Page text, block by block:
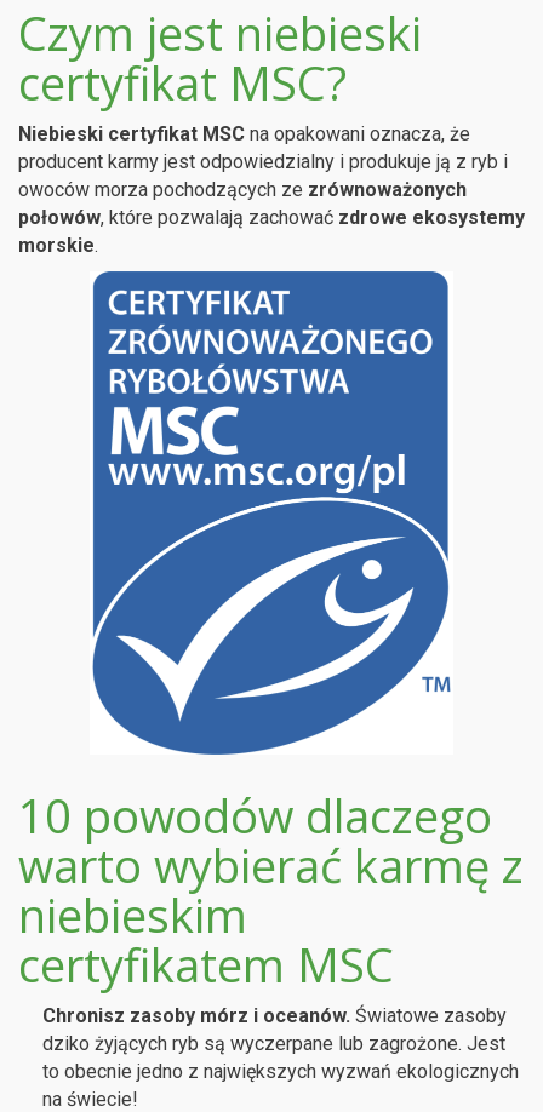
Czym jest niebieski
certyfikat MSC?
Niebieski certyfikat MSC na opakowani oznacza, że
producent karmy jest odpowiedzialny i produkuje ją z ryb i
owoców morza pochodzących ze zrównoważonych
połowów, które pozwalają zachować zdrowe ekosystemy
morskie.
10 powodów dlaczego
warto wybierać karmę z
niebieskim
certyfikatem MSC
Chronisz zasoby mórz i oceanów. Światowe zasoby
dziko żyjących ryb są wyczerpane lub zagrożone. Jest
to obecnie jedno z największych wyzwań ekologicznych
na świecie!